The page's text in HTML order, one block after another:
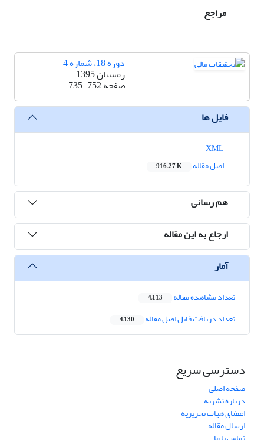
مراجع
دوره 18، شماره 4
زمستان 1395
صفحه735-752
فایل ها
اصل مقاله
916.27 K
هم رسانی
ارجاع به این مقاله
آمار
تعداد مشاهده مقاله 4,113
تعداد دریافت فایل اصل مقاله 4,130
دسترسی سریع
صفحه اصلی
درباره نشریه
اعضای هیات تحریریه
ارسال مقاله